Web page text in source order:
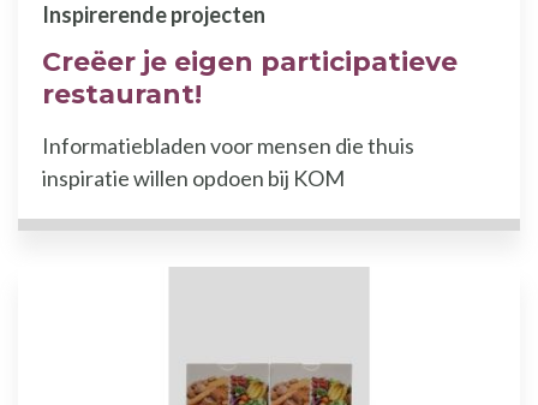
Creëer je eigen participatieve
restaurant!
Inspirerende projecten
Informatiebladen voor mensen die thuis
inspiratie willen opdoen bij KOM